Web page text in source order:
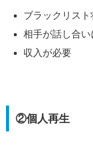
ブラックリスト
相手が話し合
収入が必要
②個人再生